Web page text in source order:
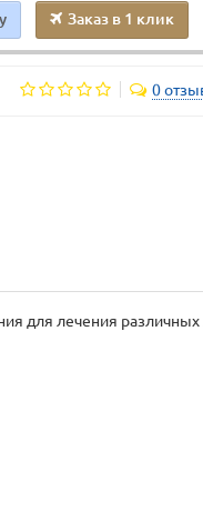
Заказ в 1 клик
0
для лечения